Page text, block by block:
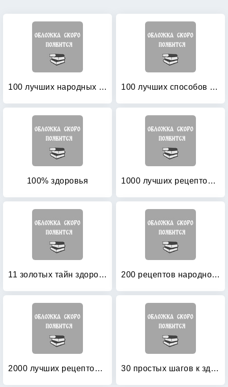
100 лучших народных средств для укрепления здоровья 100 лучших способов повысить уровень жизненой энергии
100% здоровья 1000 лучших рецептов народной медицины: новейшая энциклопедия народного целительства
11 золотых тайн здоровья 200 рецептов народной медицины
2000 лучших рецептов народной медицины 30 простых шагов к здоровью по Караваеву: Методы саморегулирования подсознания